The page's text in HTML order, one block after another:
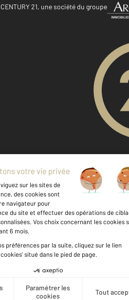
CENTURY 21, une société du groupe
Mentions légales & CGU
Vente maison à BLAGNAC
Vente maison à CAZERES